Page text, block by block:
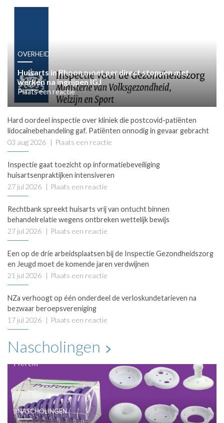
OVERHEID
Huisarts in Rhoon moet per direct stoppen met
werken na ingrijpen IGJ
Plaats een reactie
Hard oordeel inspectie over kliniek die postcovid-patiënten
lidocaïnebehandeling gaf. Patiënten onnodig in gevaar gebracht
03 aug 2026
Plaats een reactie
Inspectie gaat toezicht op informatiebeveiliging
huisartsenpraktijken intensiveren
27 jul 2026
Plaats een reactie
Rechtbank spreekt huisarts vrij van ontucht binnen
behandelrelatie wegens ontbreken wettelijk bewijs
27 jul 2026
Plaats een reactie
Een op de drie arbeidsplaatsen bij de Inspectie Gezondheidszorg
en Jeugd moet de komende jaren verdwijnen
21 jul 2026
Plaats een reactie
NZa verhoogt op één onderdeel de verloskundetarieven na
bezwaar beroepsvereniging
17 jul 2026
Plaats een reactie
Nascholingen
NASCHOLINGEN